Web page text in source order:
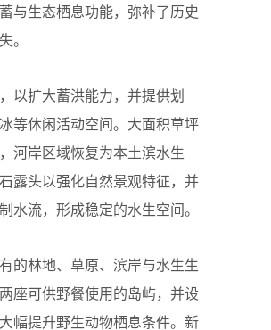
与生态栖息功能，弥补了历史
。
以扩大蓄洪能力，并提供划
等休闲活动空间。大面积草坪
河岸区域恢复为本土滨水生
露头以强化自然景观特征，并
水流，形成稳定的水生空间。
的林地、草原、滨岸与水生生
座可供野餐使用的岛屿，并设
幅提升野生动物栖息条件。新